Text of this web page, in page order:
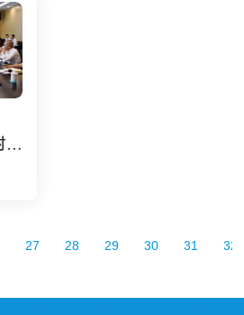
天原集团工会开展对标交流学习启动会
27 28 29 30 31 32